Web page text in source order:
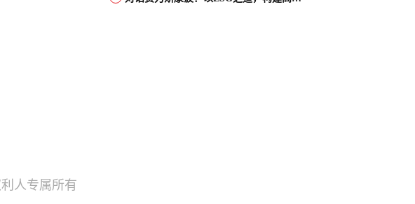
人专属所有